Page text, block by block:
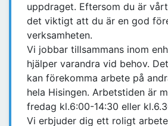
uppdraget. Eftersom du är
det viktigt att du är en god
verksamheten.
Vi jobbar tillsammans inom
hjälper varandra vid behov.
kan förekomma arbete på
hela Hisingen. Arbetstiden är
fredag kl.6:00-14:30 eller
Vi erbjuder dig ett roligt